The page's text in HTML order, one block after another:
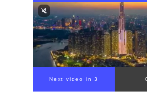
00:00/ 01:05